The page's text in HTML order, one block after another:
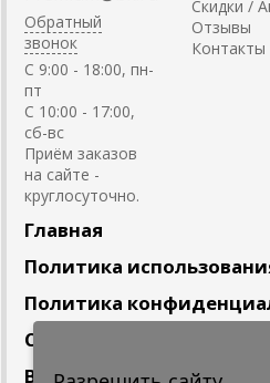
Обратный
звонок
C 9:00 - 18:00, пн-
пт
С 10:00 - 17:00,
сб-вс
Приём заказов
на сайте -
круглосуточно.
Скидки /
Отзывы
Контакты
Главная
Политика
Политика
Сотрудничество
Вакансии